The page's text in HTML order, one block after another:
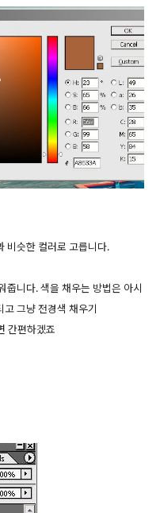
비슷한 컬러로 고릅니다.
줍니다. 색을 채우는 방법은 아시
그냥 전경색 채우기
간편하겠죠